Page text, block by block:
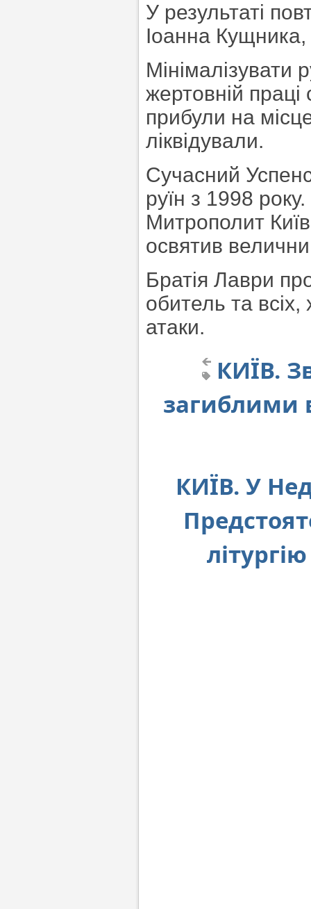
У результаті
Іоанна Кущника,
Мінімалізувати
жертовній праці
прибули на
ліквідували.
Сучасний
руїн з 1998
Митрополит
освятив
Братія Лаври
обитель та
атаки.
КИЇВ.
загиблими
КИЇВ. У